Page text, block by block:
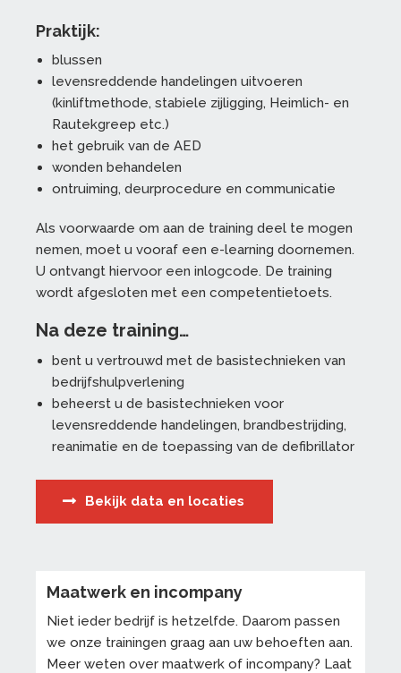
Praktijk:
blussen
levensreddende handelingen uitvoeren
(kinliftmethode, stabiele zijligging, Heimlich- en
Rautekgreep etc.)
het gebruik van de AED
wonden behandelen
ontruiming, deurprocedure en communicatie
Als voorwaarde om aan de training deel te mogen
nemen, moet u vooraf een e-learning doornemen.
U ontvangt hiervoor een inlogcode. De training
wordt afgesloten met een competentietoets.
Na deze training…
bent u vertrouwd met de basistechnieken van
bedrijfshulpverlening
beheerst u de basistechnieken voor
levensreddende handelingen, brandbestrijding,
reanimatie en de toepassing van de defibrillator
Bekijk data en locaties
Maatwerk en incompany
Niet ieder bedrijf is hetzelfde. Daarom passen
we onze trainingen graag aan uw behoeften aan.
Meer weten over maatwerk of incompany? Laat